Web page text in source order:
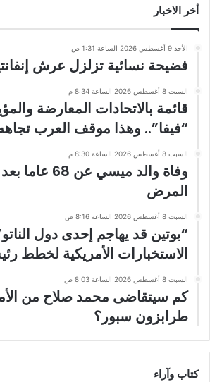
أخر الاخبار
الأحد 9 أغسطس 2026 الساعة 1:31 ص
فضيحة نسائية تزلزل عرش
السبت 8 أغسطس 2026 الساعة 8:34 م
قائمة بالاتحادات المعارضة
“فيفا”.. وهذا موقف العرب
السبت 8 أغسطس 2026 الساعة 8:30 م
وفاة والد ميسي
المرض
السبت 8 أغسطس 2026 الساعة 8:16 ص
“بوتين قد يهاجم إحدى دول
الاستخبارات الأمريكية لخطط
السبت 8 أغسطس 2026 الساعة 8:03 ص
كم سيتقاضى محمد صلاح من
طرابزون سبور؟
كتاب وآراء